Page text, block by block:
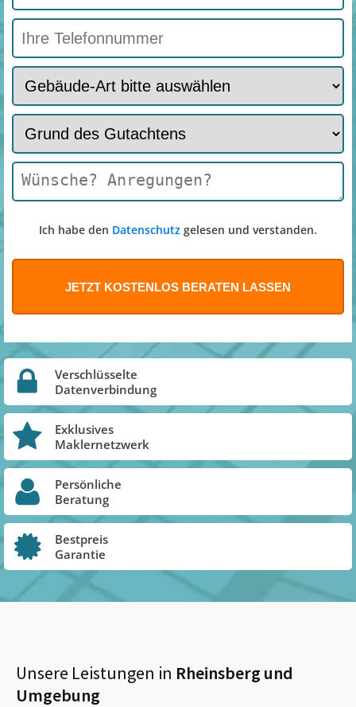
Ich habe den Datenschutz gelesen und verstanden.
Verschlüsselte
Datenverbindung
Exklusives
Maklernetzwerk
Persönliche
Beratung
Bestpreis
Garantie
Unsere Leistungen in Rheinsberg und
Umgebung